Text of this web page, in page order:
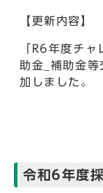
【更新内容】
「R6年度チ
助金_補助金等
加しました。
令和6年度